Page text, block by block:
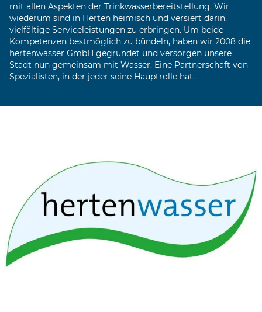
mit allen Aspekten der Trinkwasserbereitstellung. Wir
wiederum sind in Herten heimisch und versiert darin,
vielfältige Serviceleistungen zu erbringen. Um beide
Kompetenzen bestmöglich zu bündeln, haben wir 2008 die
hertenwasser GmbH gegründet und versorgen unsere
Stadt nun gemeinsam mit Wasser. Eine Partnerschaft von
Spezialisten, in der jeder seine Hauptrolle hat.